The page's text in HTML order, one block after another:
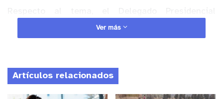
Provincial José Raúl Orrego dijo que “lo que
tratamos en la reunión tiene que ver con los
donde se generan atascamientos, estamos
coordinados con los municipios, reconocimos los
Ver más
Artículos relacionados